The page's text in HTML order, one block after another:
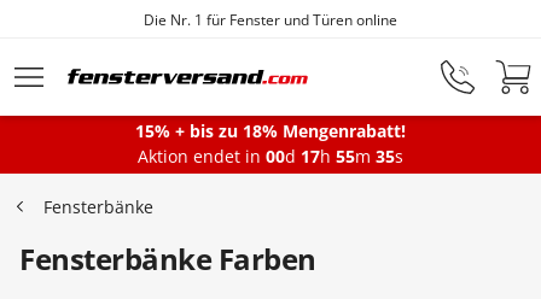
Zum Hauptinhalt springen
Die Nr. 1 für Fenster und Türen online
Montageservice
Fenster
15% + bis zu 18% Mengenrabatt!
Aktion endet in 00d 17h 55m 35s
Fensterbänke
Fensterbänke Farben